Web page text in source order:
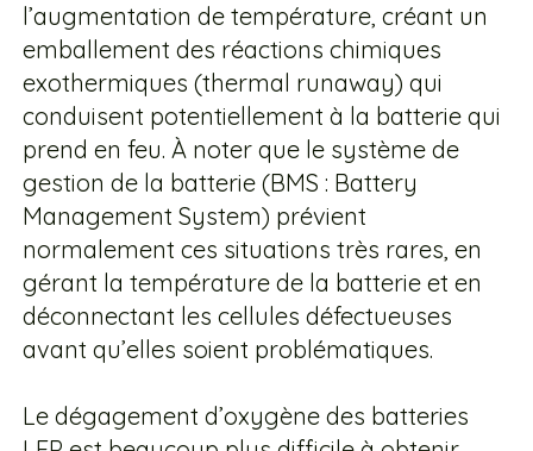
l’augmentation de température, créant un
emballement des réactions chimiques
exothermiques (thermal runaway) qui
conduisent potentiellement à la batterie qui
prend en feu. À noter que le système de
gestion de la batterie (BMS : Battery
Management System) prévient
normalement ces situations très rares, en
gérant la température de la batterie et en
déconnectant les cellules défectueuses
avant qu’elles soient problématiques.
Le dégagement d’oxygène des batteries